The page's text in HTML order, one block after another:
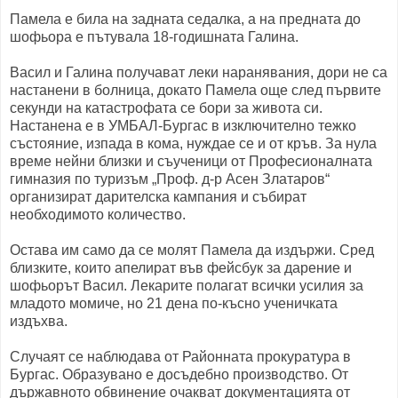
Памела е била на задната седалка, а на предната до
шофьора е пътувала 18-годишната Галина.
Васил и Галина получават леки наранявания, дори не са
настанени в болница, докато Памела още след първите
секунди на катастрофата се бори за живота си.
Настанена е в УМБАЛ-Бургас в изключително тежко
състояние, изпада в кома, нуждае се и от кръв. За нула
време нейни близки и съученици от Професионалната
гимназия по туризъм „Проф. д-р Асен Златаров“
организират дарителска кампания и събират
необходимото количество.
Остава им само да се молят Памела да издържи. Сред
близките, които апелират във фейсбук за дарение и
шофьорът Васил. Лекарите полагат всички усилия за
младото момиче, но 21 дена по-късно ученичката
издъхва.
Случаят се наблюдава от Районната прокуратура в
Бургас. Образувано е досъдебно производство. От
държавното обвинение очакват документацията от